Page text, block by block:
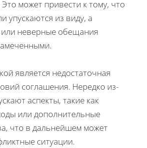
может привести к тому, что
упускаются из виду, а
неверные обещания
является недостаточная
соглашения. Нередко из-
аспекты, такие как
или дополнительные
что в дальнейшем может
ситуации.